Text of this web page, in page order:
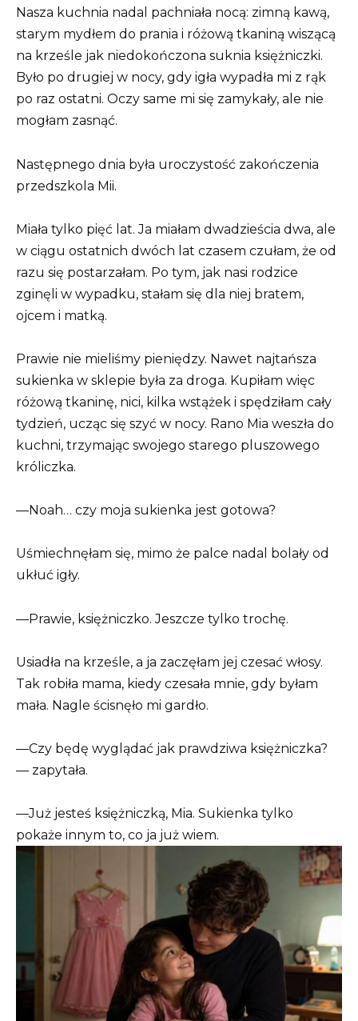
Nasza kuchnia nadal pachniała nocą: zimną kawą,
starym mydłem do prania i różową tkaniną wiszącą
na krześle jak niedokończona suknia księżniczki.
Było po drugiej w nocy, gdy igła wypadła mi z rąk
po raz ostatni. Oczy same mi się zamykały, ale nie
mogłam zasnąć.
Następnego dnia była uroczystość zakończenia
przedszkola Mii.
Miała tylko pięć lat. Ja miałam dwadzieścia dwa, ale
w ciągu ostatnich dwóch lat czasem czułam, że od
razu się postarzałam. Po tym, jak nasi rodzice
zginęli w wypadku, stałam się dla niej bratem,
ojcem i matką.
Prawie nie mieliśmy pieniędzy. Nawet najtańsza
sukienka w sklepie była za droga. Kupiłam więc
różową tkaninę, nici, kilka wstążek i spędziłam cały
tydzień, ucząc się szyć w nocy. Rano Mia weszła do
kuchni, trzymając swojego starego pluszowego
króliczka.
—Noah… czy moja sukienka jest gotowa?
Uśmiechnęłam się, mimo że palce nadal bolały od
ukłuć igły.
—Prawie, księżniczko. Jeszcze tylko trochę.
Usiadła na krześle, a ja zaczęłam jej czesać włosy.
Tak robiła mama, kiedy czesała mnie, gdy byłam
mała. Nagle ścisnęło mi gardło.
—Czy będę wyglądać jak prawdziwa księżniczka?
— zapytała.
—Już jesteś księżniczką, Mia. Sukienka tylko
pokaże innym to, co ja już wiem.